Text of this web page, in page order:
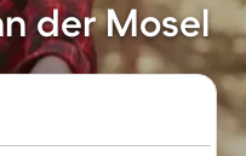
der Mosel